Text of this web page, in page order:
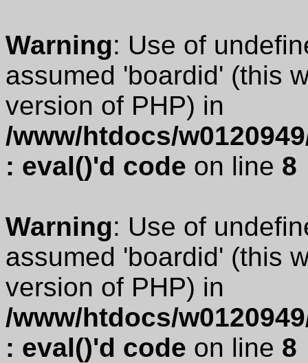
Warning: Use of
assumed 'boardid' (this
version of PHP) in
/www/htdocs/
: eval()'d code on line 8
Warning: Use of
assumed 'boardid' (this
version of PHP) in
/www/htdocs/
: eval()'d code on line 8